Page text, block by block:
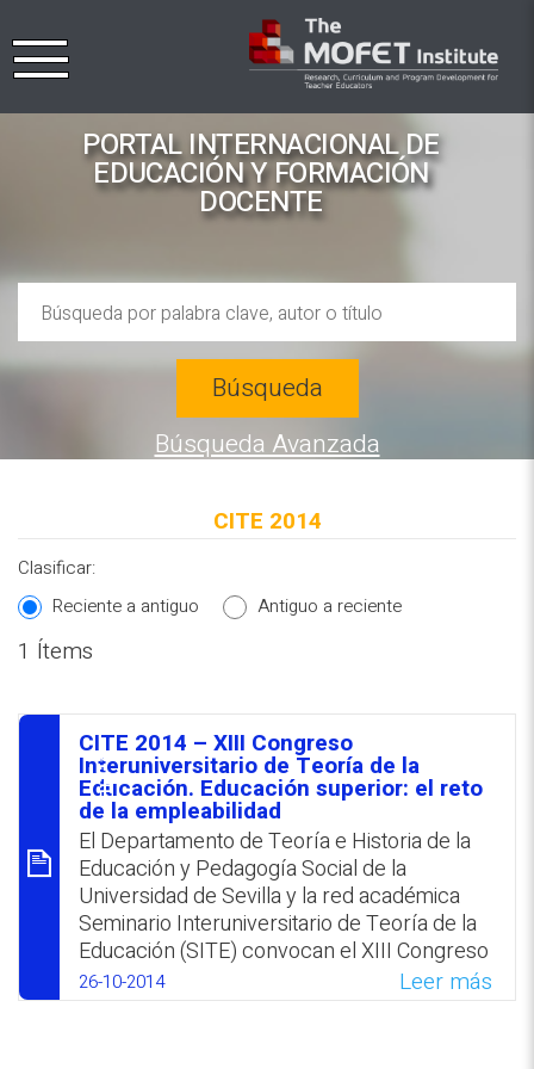
PORTAL INTERNACIONAL DE
EDUCACIÓN Y FORMACIÓN
DOCENTE
REPOSITORIO EN LÍNEA DE
CONTENIDOS ACADÉMICOS SOBRE
EDUCACIÓN Y FORMACIÓN DEL
PROFESORADO
Búsqueda
Búsqueda Avanzada
CITE 2014
Clasificar:
Reciente a antiguo
Antiguo a reciente
1 Ítems
סיכום
CITE 2014 – XIII Congreso
Interuniversitario de Teoría de la
Educación. Educación superior: el reto
de la empleabilidad
El Departamento de Teoría e Historia de la
Educación y Pedagogía Social de la
Universidad de Sevilla y la red académica
Seminario Interuniversitario de Teoría de la
Educación (SITE) convocan el XIII Congreso
Interuniversitario de Teoría de la Educación
bajo el lema «Educación Superior: el reto de
26-10-2014 Leer más